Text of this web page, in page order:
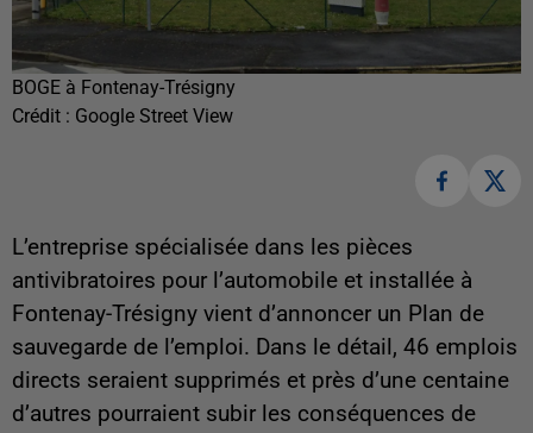
BOGE à Fontenay-Trésigny
Crédit : Google Street View
L’entreprise spécialisée dans les pièces
antivibratoires pour l’automobile et installée à
Fontenay-Trésigny vient d’annoncer un Plan de
sauvegarde de l’emploi. Dans le détail, 46 emplois
directs seraient supprimés et près d’une centaine
d’autres pourraient subir les conséquences de